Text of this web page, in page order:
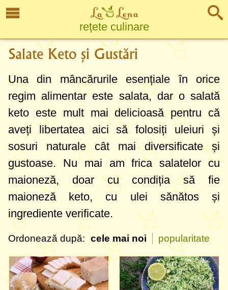
rețete culinare
Salate Keto și Gustări
Una din mâncărurile esențiale în orice
regim alimentar este salata, dar o salată
keto este mult mai delicioasă pentru că
aveți libertatea aici să folosiți uleiuri și
sosuri naturale cât mai diversificate și
gustoase. Nu mai am frica salatelor cu
maioneză, doar cu condiția să fie
maioneză keto, cu ulei sănătos și
ingrediente verificate.
Ordonează după: cele mai noi popularitate